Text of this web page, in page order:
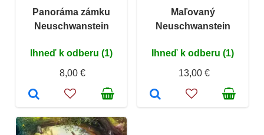
Panoráma zámku
Neuschwanstein
Ihneď k odberu (1)
8,00 €
Maľovaný
Neuschwanstein
Ihneď k odberu (1)
13,00 €